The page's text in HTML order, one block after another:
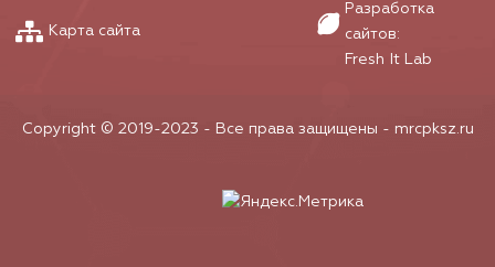
Карта сайта
Разработка
сайтов:
Fresh It Lab
Copyright © 2019-2023 - Все права защищены - mrcpksz.ru